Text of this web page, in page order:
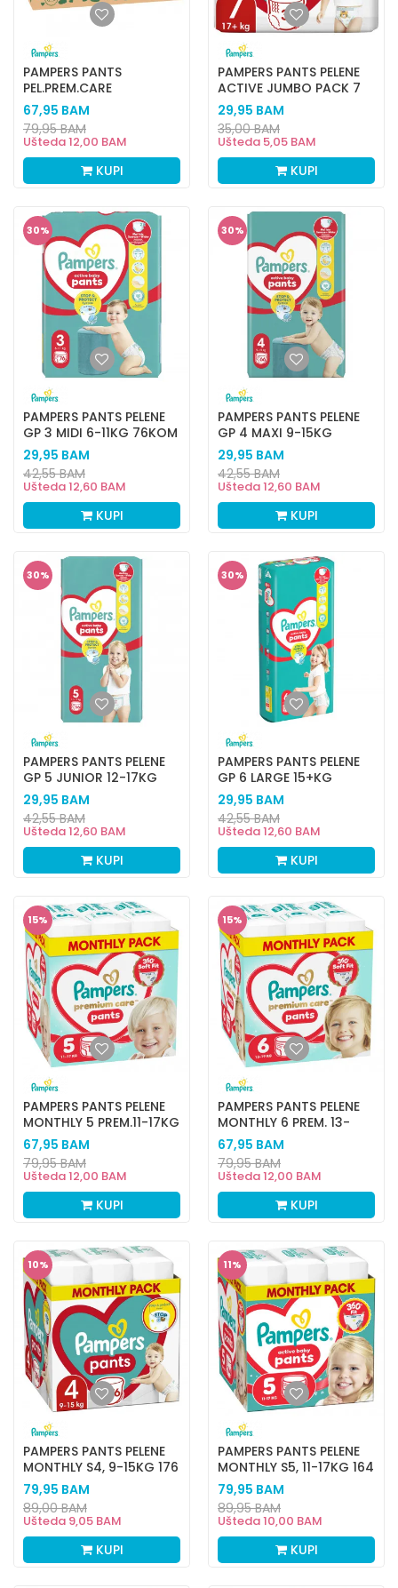
PAMPERS PANTS
PEL.PREM.CARE
MONTH.S4 9-
15KG124KOM
67,95 BAM
Ušteda12,00 BAM
79,95BAM
KUPI
PAMPERS PANTS PELENE
ACTIVE JUMBO PACK 7
38KOM
29,95 BAM
Ušteda 5,05 BAM
35,00BAM
KUPI
30%
PAMPERS PANTS PELENE
GP 3 MIDI 6-11KG 76KOM
29,95 BAM
Ušteda12,60 BAM
42,55BAM
KUPI
30%
PAMPERS PANTS PELENE
GP 4 MAXI 9-15KG
66KOM
29,95 BAM
Ušteda12,60 BAM
42,55BAM
KUPI
30%
PAMPERS PANTS PELENE
GP 5 JUNIOR 12-17KG
56KOM
29,95 BAM
Ušteda12,60 BAM
42,55BAM
KUPI
30%
PAMPERS PANTS PELENE
GP 6 LARGE 15+KG
48KOM
29,95 BAM
Ušteda12,60 BAM
42,55BAM
KUPI
15%
PAMPERS PANTS PELENE
MONTHLY 5 PREM.11-17KG
108KOM
67,95 BAM
Ušteda12,00 BAM
79,95BAM
KUPI
15%
PAMPERS PANTS PELENE
MONTHLY 6 PREM. 13-
19KG 96KOM
67,95 BAM
Ušteda12,00 BAM
79,95BAM
KUPI
10%
PAMPERS PANTS PELENE
MONTHLY S4, 9-15KG 176
KOM
79,95 BAM
Ušteda 9,05 BAM
89,00BAM
KUPI
11%
PAMPERS PANTS PELENE
MONTHLY S5, 11-17KG 164
KOM
79,95 BAM
Ušteda10,00 BAM
89,95BAM
KUPI